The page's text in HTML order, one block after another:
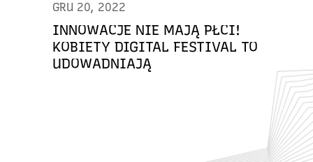
GRU 20, 2022
INNOWACJE NIE MAJĄ PŁCI!
KOBIETY DIGITAL FESTIVAL TO
UDOWADNIAJĄ